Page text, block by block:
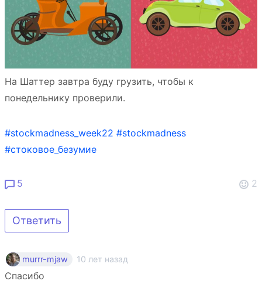
На Шаттер завтра буду грузить, чтобы к
понедельнику проверили.
#stockmadness_week22 #stockmadness
#стоковое_безумие
5 2
Ответить
murrr-mjaw 10 лет назад
Спасибо